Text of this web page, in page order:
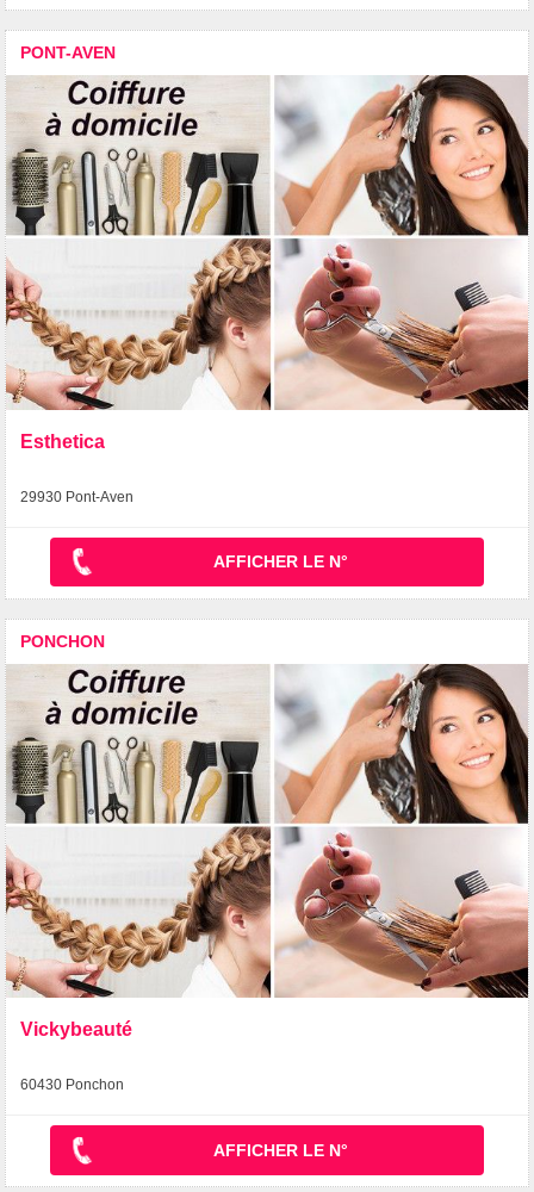
PONT-AVEN
Esthetica
29930 Pont-Aven
AFFICHER LE N°
PONCHON
Vickybeauté
60430 Ponchon
AFFICHER LE N°